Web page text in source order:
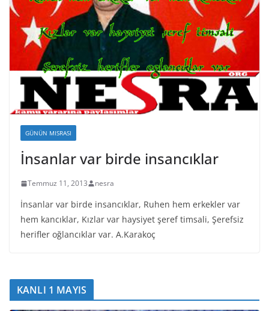
GÜNÜN MISRASI
İnsanlar var birde insancıklar
Temmuz 11, 2013 nesra
İnsanlar var birde insancıklar, Ruhen hem erkekler var
hem kancıklar, Kızlar var haysiyet şeref timsali, Şerefsiz
herifler oğlancıklar var. A.Karakoç
KANLI 1 MAYIS